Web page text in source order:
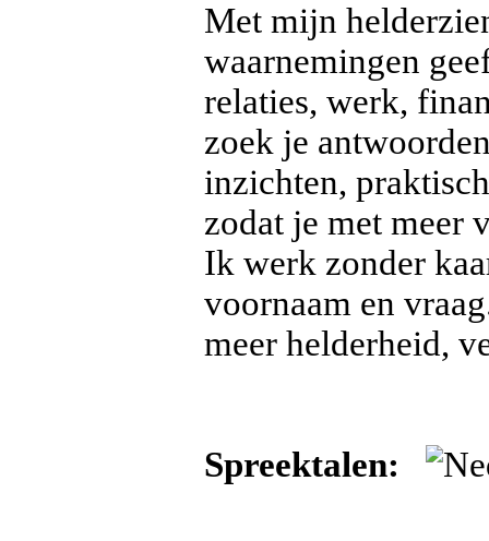
Met mijn
waarnemingen
relaties, werk,
zoek je
inzichten,
zodat je met meer
Ik werk zonder
voornaam en
meer helderheid,
Spreektalen: